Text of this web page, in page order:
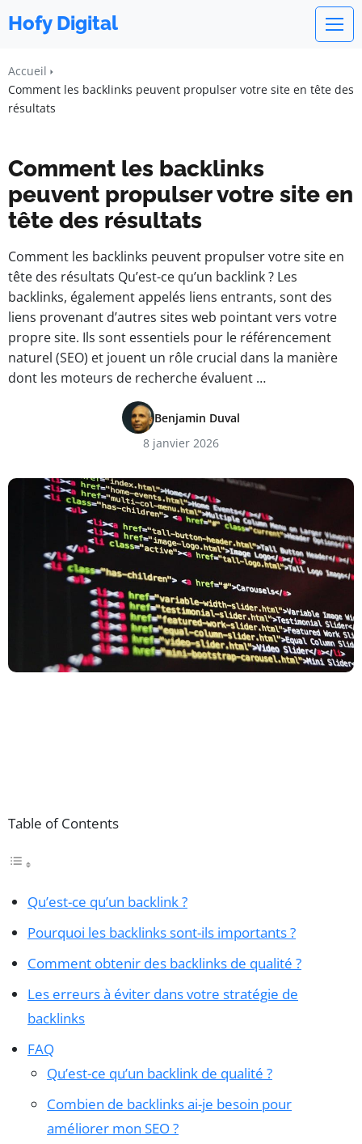
Hofy Digital
Accueil
Comment les backlinks peuvent propulser votre site en tête des
résultats
Comment les backlinks
peuvent propulser votre site en
tête des résultats
Comment les backlinks peuvent propulser votre site en
tête des résultats Qu’est-ce qu’un backlink ? Les
backlinks, également appelés liens entrants, sont des
liens provenant d’autres sites web pointant vers votre
propre site. Ils sont essentiels pour le référencement
naturel (SEO) et jouent un rôle crucial dans la manière
dont les moteurs de recherche évaluent …
Benjamin Duval
8 janvier 2026
Table of Contents
Qu’est-ce qu’un backlink ?
Pourquoi les backlinks sont-ils importants ?
Comment obtenir des backlinks de qualité ?
Les erreurs à éviter dans votre stratégie de
backlinks
FAQ
Qu’est-ce qu’un backlink de qualité ?
Combien de backlinks ai-je besoin pour
améliorer mon SEO ?